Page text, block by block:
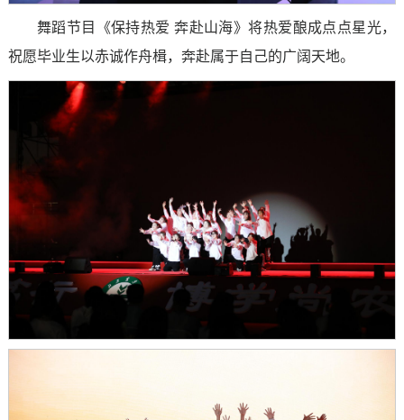
舞蹈节目《保持热爱 奔赴山海》将热爱酿成点点星光，
祝愿毕业生以赤诚作舟楫，奔赴属于自己的广阔天地。